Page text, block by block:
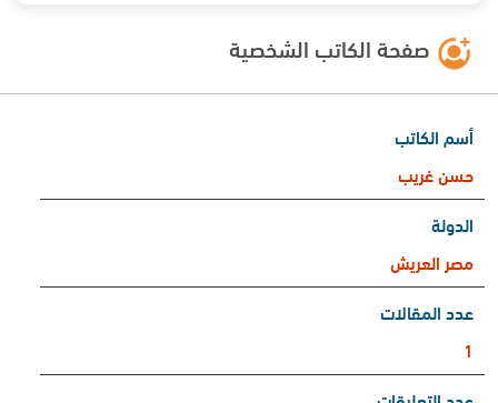
صفحة الكاتب الشخصية
أسم الكاتب
حسن غريب
الدولة
مصر العريش
عدد المقالات